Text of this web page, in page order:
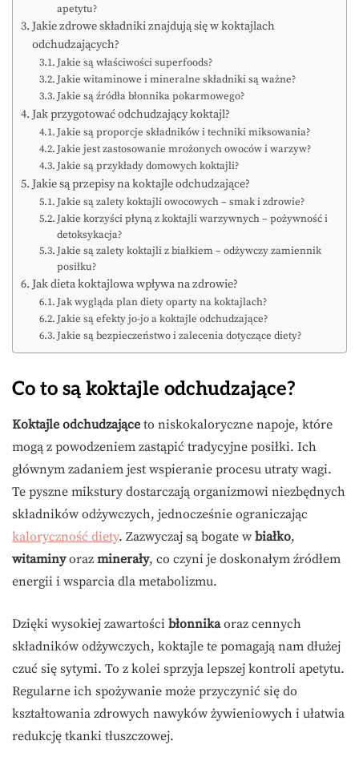
apetytu?
Jakie zdrowe składniki znajdują się w koktajlach
odchudzających?
Jakie są właściwości superfoods?
Jakie witaminowe i mineralne składniki są ważne?
Jakie są źródła błonnika pokarmowego?
Jak przygotować odchudzający koktajl?
Jakie są proporcje składników i techniki miksowania?
Jakie jest zastosowanie mrożonych owoców i warzyw?
Jakie są przykłady domowych koktajli?
Jakie są przepisy na koktajle odchudzające?
Jakie są zalety koktajli owocowych – smak i zdrowie?
Jakie korzyści płyną z koktajli warzywnych – pożywność i
detoksykacja?
Jakie są zalety koktajli z białkiem – odżywczy zamiennik
posiłku?
Jak dieta koktajlowa wpływa na zdrowie?
Jak wygląda plan diety oparty na koktajlach?
Jakie są efekty jo-jo a koktajle odchudzające?
Jakie są bezpieczeństwo i zalecenia dotyczące diety?
Co to są koktajle odchudzające?
Koktajle odchudzające to niskokaloryczne napoje, które
mogą z powodzeniem zastąpić tradycyjne posiłki. Ich
głównym zadaniem jest wspieranie procesu utraty wagi.
Te pyszne mikstury dostarczają organizmowi niezbędnych
składników odżywczych, jednocześnie ograniczając
kaloryczność diety. Zazwyczaj są bogate w białko,
witaminyoraz minerały, co czyni je doskonałym źródłem
energii i wsparcia dla metabolizmu.
Dzięki wysokiej zawartości błonnikaoraz cennych
składników odżywczych, koktajle te pomagają nam dłużej
czuć się sytymi. To z kolei sprzyja lepszej kontroli apetytu.
Regularne ich spożywanie może przyczynić się do
kształtowania zdrowych nawyków żywieniowych i ułatwia
redukcję tkanki tłuszczowej.